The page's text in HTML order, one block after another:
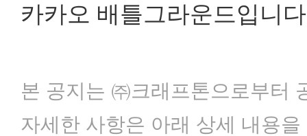
카카오 배틀그라운드입니
본 공지는 ㈜크래프톤으로부터
자세한 사항은 아래 상세 내용